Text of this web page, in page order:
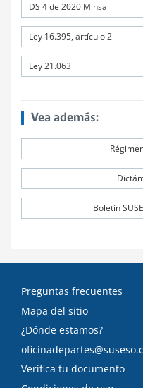
DS 4 de 2020 Minsal
Ley 16.395, artículo 2
Ley 21.063
Vea además:
Boletín
Preguntas frecuentes
Mapa del sitio
¿Dónde estamos?
Verifica tu documento